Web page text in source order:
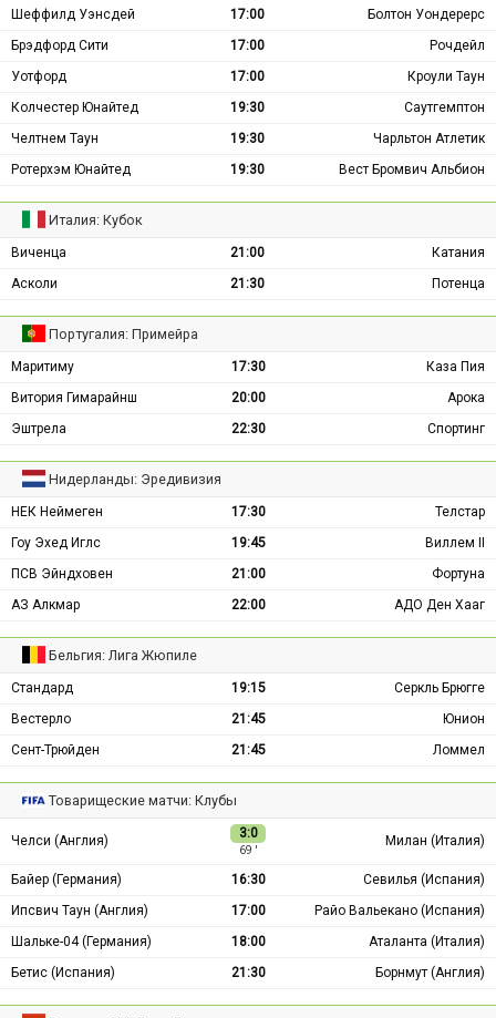
Шеффилд Уэнсдей 17:00
Болтон Уондерерс
Брэдфорд Сити
17:00
Рочдейл
Уотфорд
17:00
Кроули Таун
Колчестер Юнайтед
19:30
Саутгемптон
Челтнем Таун
19:30
Чарльтон Атлетик
Ротерхэм Юнайтед
19:30 Вест Бромвич Альбион
Италия: Кубок
Виченца 21:00
Катания
Асколи
21:30 Потенца
Португалия: Примейра
Маритиму 17:30
Каза Пия
Витория Гимарайнш
20:00
Арока
Эштрела
22:30 Спортинг
Нидерланды: Эредивизия
НЕК Неймеген 17:30
Телстар
Гоу Эхед Иглс
19:45
Виллем II
ПСВ Эйндховен
21:00
Фортуна
АЗ Алкмар
22:00 АДО Ден Хааг
Бельгия: Лига Жюпиле
Стандард 19:15
Серкль Брюгге
Вестерло
21:45
Юнион
Сент-Трюйден
21:45 Ломмел
Товарищеские матчи: Клубы
Челси (Англия) 3:0
69 ′
Милан (Италия)
Байер (Германия) 16:30
Севилья (Испания)
Ипсвич Таун (Англия)
17:00
Райо Вальекано (Испания)
Шальке-04 (Германия)
18:00
Аталанта (Италия)
Бетис (Испания)
21:30 Борнмут (Англия)